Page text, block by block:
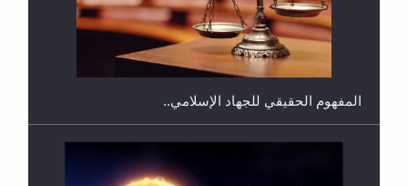
هل يجوز فتح مشروع كوافير نسائي للمحجبات وغير
المحجبات؟
المفهوم الحقيقي للجهاد الإسلامي..